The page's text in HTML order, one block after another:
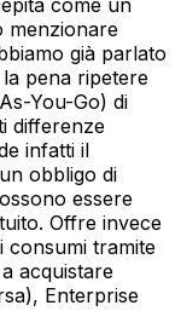
come un
menzionare
già parlato
pena ripetere
You-Go) di
differenze
infatti il
obbligo di
essere
Offre invece
consumi tramite
acquistare
Enterprise